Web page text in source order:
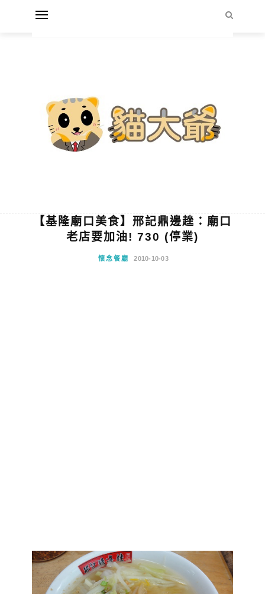
【基隆廟口美食】邢記鼎邊趖：廟口
老店要加油! 730 (停業)
懷念餐廳 2010-10-03